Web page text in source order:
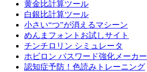
黄金比計算ツール
白銀比計算ツール
小さい“つ”が消えるマシーン
めんまフォントお試しサイト
チンチロリン シミュレータ
ホビロン パスワード強化メーカー
認知症予防！色読みトレーニング